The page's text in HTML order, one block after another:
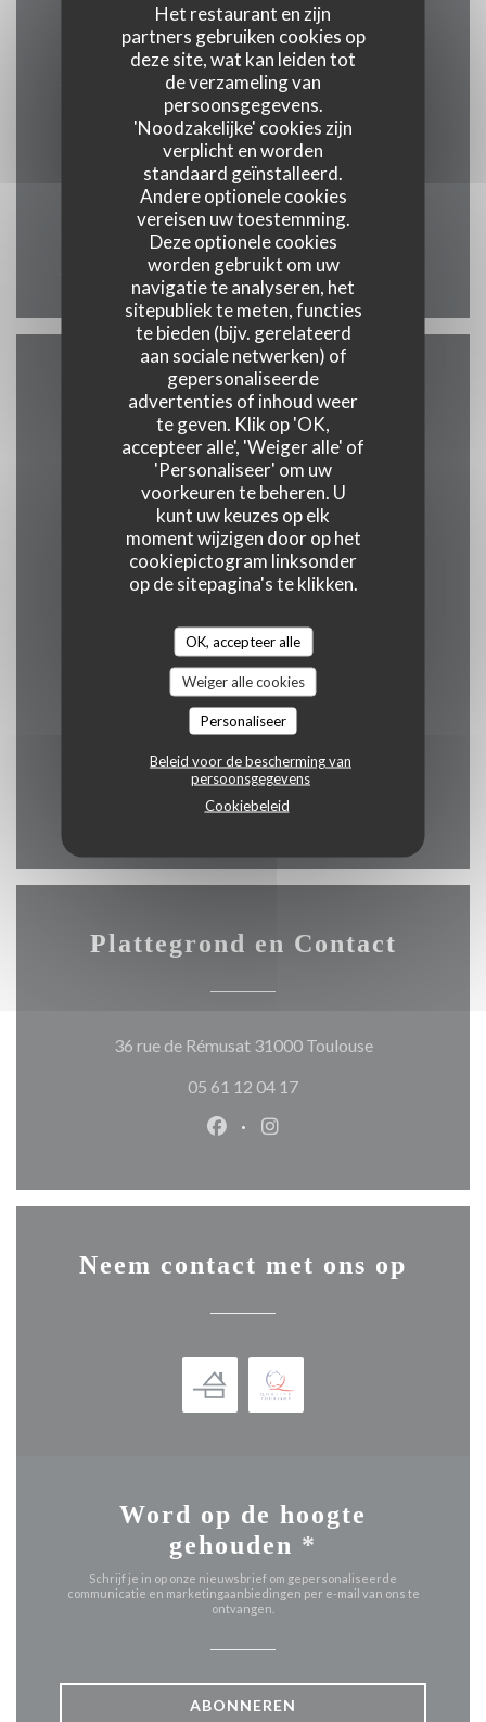
Het restaurant en zijn
partners gebruiken cookies op
deze site, wat kan leiden tot
de verzameling van
persoonsgegevens.
'Noodzakelijke' cookies zijn
verplicht en worden
standaard geïnstalleerd.
Andere optionele cookies
vereisen uw toestemming.
Deze optionele cookies
worden gebruikt om uw
navigatie te analyseren, het
sitepubliek te meten, functies
te bieden (bijv. gerelateerd
aan sociale netwerken) of
gepersonaliseerde
advertenties of inhoud weer
te geven. Klik op 'OK,
accepteer alle', 'Weiger alle' of
'Personaliseer' om uw
voorkeuren te beheren. U
kunt uw keuzes op elk
moment wijzigen door op het
cookiepictogram linksonder
op de sitepagina's te klikken.
OK, accepteer alle
Weiger alle cookies
Personaliseer
Beleid voor de bescherming van
persoonsgegevens
Cookiebeleid
Maandag
Gesloten
Din-Zat
08:00 - 20:00
Zondag
Gesloten
Toegang
Ondergrondse
capitole 500m
Bike station
100m
Bus
Jeanne d'arc 500m
Parkeren
place du capitole 200m
Plattegrond en Contact
36 rue de Rémusat 31000 Toulouse((opent in een
05 61 12 04 17
Facebook ((opent in een nieuw
Instagram ((opent in een
Neem contact met ons op
Word op de hoogte
gehouden *
Schrijf je in op onze nieuwsbrief om gepersonaliseerde
communicatie en marketingaanbiedingen per e-mail van ons te
ontvangen.
ABONNEREN